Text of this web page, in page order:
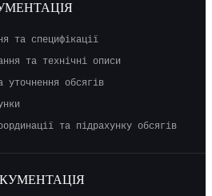
та специфікації
та технічні описи
уточнення обсягів
та підрахунку обсягів